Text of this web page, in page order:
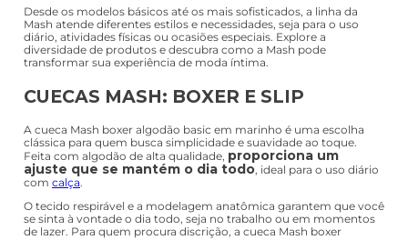
Desde os modelos básicos até os mais sofisticados, a linha da
Mash atende diferentes estilos e necessidades, seja para o uso
diário, atividades físicas ou ocasiões especiais. Explore a
diversidade de produtos e descubra como a Mash pode
transformar sua experiência de moda íntima.
CUECAS MASH: BOXER E SLIP
A cueca Mash boxer algodão basic em marinho é uma escolha
clássica para quem busca simplicidade e suavidade ao toque.
Feita com algodão de alta qualidade, proporciona um
ajuste que se mantém o dia todo, ideal para o uso diário
com calça.
O tecido respirável e a modelagem anatômica garantem que você
se sinta à vontade o dia todo, seja no trabalho ou em momentos
de lazer. Para quem procura discrição, a cueca Mash boxer